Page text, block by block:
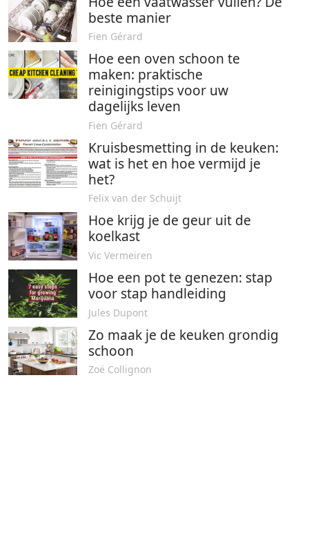
beste manier
Fien Gérard
Hoe een oven schoon te
maken: praktische
reinigingstips voor uw
dagelijks leven
Fien Gérard
Kruisbesmetting in de keuken:
wat is het en hoe vermijd je
het?
Felix van der Schuijt
Hoe krijg je de geur uit de
koelkast
Vic Vermeiren
Hoe een pot te genezen: stap
voor stap handleiding
Jules Dupont
Zo maak je de keuken grondig
schoon
Zoë Collignon